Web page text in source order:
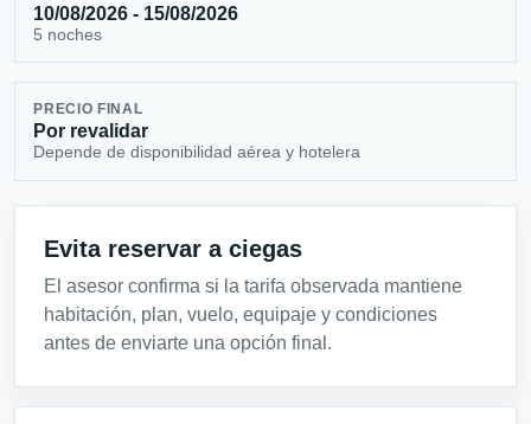
10/08/2026 - 15/08/2026
5 noches
PRECIO FINAL
Por revalidar
Depende de disponibilidad aérea y hotelera
Evita reservar a ciegas
El asesor confirma si la tarifa observada mantiene
habitación, plan, vuelo, equipaje y condiciones
antes de enviarte una opción final.